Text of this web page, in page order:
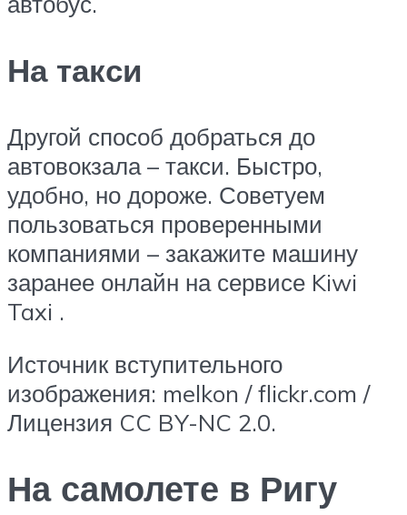
На такси
Другой способ добраться до
автовокзала – такси. Быстро,
удобно, но дороже. Советуем
пользоваться проверенными
компаниями – закажите машину
заранее онлайн на сервисе Kiwi
Taxi .
Источник вступительного
изображения: melkon / flickr.com /
Лицензия CC BY-NC 2.0.
На самолете в Ригу